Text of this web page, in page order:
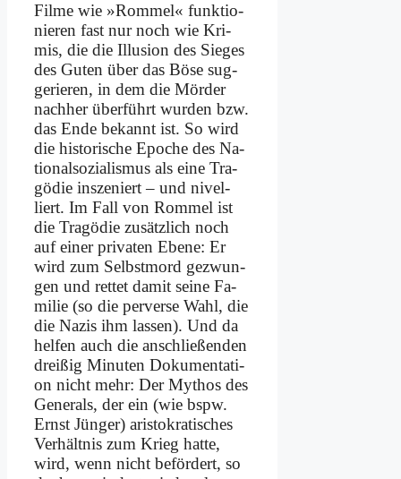
Fil­me wie »Rom­mel« funk­tio­
nie­ren fast nur noch wie Kri­
mis, die die Il­lu­si­on des Sie­ges
des Gu­ten über das Bö­se sug­
ge­rie­ren, in dem die Mör­der
nach­her über­führt wur­den bzw.
das En­de be­kannt ist. So wird
die hi­sto­ri­sche Epo­che des Na­
tio­nal­so­zia­lis­mus als ei­ne Tra­
gö­die in­sze­niert – und ni­vel­
liert. Im Fall von Rom­mel ist
die Tra­gö­die zu­sätz­lich noch
auf ei­ner pri­va­ten Ebe­ne: Er
wird zum Selbst­mord ge­zwun­
gen und ret­tet da­mit sei­ne Fa­
mi­lie (so die per­ver­se Wahl, die
die Na­zis ihm las­sen). Und da
hel­fen auch die an­schlie­ßen­den
drei­ßig Mi­nu­ten Do­ku­men­ta­ti­
on nicht mehr: Der My­thos des
Ge­ne­rals, der ein (wie bspw.
Ernst Jün­ger) ari­sto­kra­ti­sches
Ver­hält­nis zum Krieg hat­te,
wird, wenn nicht be­för­dert, so